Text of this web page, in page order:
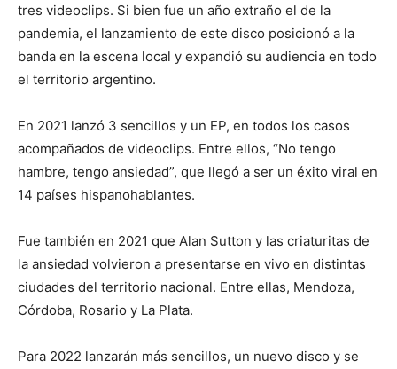
tres videoclips. Si bien fue un año extraño el de la
pandemia, el lanzamiento de este disco posicionó a la
banda en la escena local y expandió su audiencia en todo
el territorio argentino.
En 2021 lanzó 3 sencillos y un EP, en todos los casos
acompañados de videoclips. Entre ellos, “No tengo
hambre, tengo ansiedad”, que llegó a ser un éxito viral en
14 países hispanohablantes.
Fue también en 2021 que Alan Sutton y las criaturitas de
la ansiedad volvieron a presentarse en vivo en distintas
ciudades del territorio nacional. Entre ellas, Mendoza,
Córdoba, Rosario y La Plata.
Para 2022 lanzarán más sencillos, un nuevo disco y se